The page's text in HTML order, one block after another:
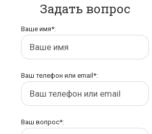
Задать вопрос
Ваше имя*:
Ваш телефон или email*:
Ваш вопрос*: